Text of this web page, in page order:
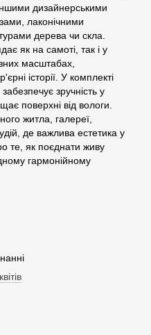
дизайнерськими
лаконічними
дерева чи скла.
як на самоті, так і у
масштабах,
історії. У комплекті
зручність у
поверхні від вологи.
житла, галереї,
де важлива естетика у
те, як поєднати живу
гармонійному